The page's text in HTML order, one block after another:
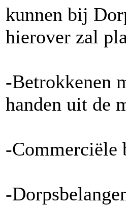
kunnen bij
hierover zal
-Betrokkenen
handen uit de
-Commerciële
-